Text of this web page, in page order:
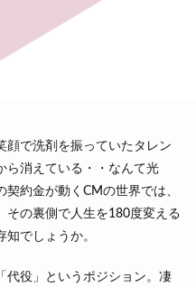
顔で洗剤を振っていたタレン
ら消えている・・なんて光
約金が動くCMの世界では、
その裏側で人生を180度変える
知でしょうか。
代役」というポジション。凄